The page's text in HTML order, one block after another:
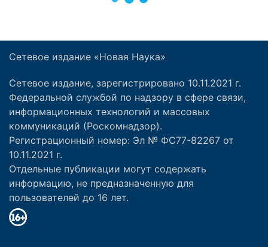
Сетевое издание «Новая Наука»
Сетевое издание, зарегистрировано 10.11.2021 г.
Федеральной службой по надзору в сфере связи,
информационных технологий и массовых
коммуникаций (Роскомнадзор).
Регистрационный номер: Эл № ФС77-82267 от
10.11.2021 г.
Отдельные публикации могут содержать
информацию, не предназначенную для
пользователей до 16 лет.